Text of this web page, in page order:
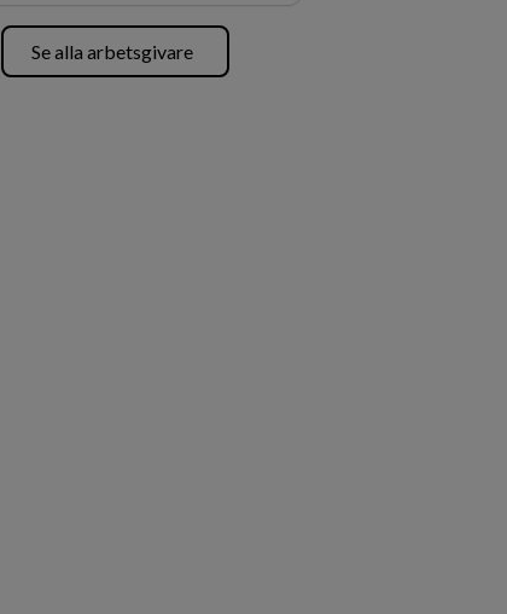
Se alla arbetsgivare